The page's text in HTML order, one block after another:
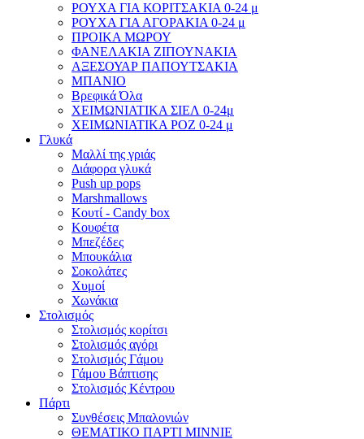
ΡΟΥΧΑ ΓΙΑ ΚΟΡΙΤΣΑΚΙΑ 0-24 μ
ΡΟΥΧΑ ΓΙΑ ΑΓΟΡΑΚΙΑ 0-24 μ
ΠΡΟΙΚΑ ΜΩΡΟΥ
ΦΑΝΕΛΑΚΙΑ ΖΙΠΟΥΝΑΚΙΑ
ΑΞΕΣΟΥΑΡ ΠΑΠΟΥΤΣΑΚΙΑ
ΜΠΑΝΙΟ
Βρεφικά Όλα
ΧΕΙΜΩΝΙΑΤΙΚΑ ΣΙΕΛ 0-24μ
ΧΕΙΜΩΝΙΑΤΙΚΑ ΡΟΖ 0-24 μ
Γλυκά
Μαλλί της γριάς
Διάφορα γλυκά
Push up pops
Marshmallows
Κουτί - Candy box
Κουφέτα
Μπεζέδες
Μπουκάλια
Σοκολάτες
Χυμοί
Χωνάκια
Στολισμός
Στολισμός κορίτσι
Στολισμός αγόρι
Στολισμός Γάμου
Γάμου Βάπτισης
Στολισμός Κέντρου
Πάρτι
Συνθέσεις Μπαλονιών
ΘΕΜΑΤΙΚΟ ΠΑΡΤΙ ΜΙΝΝΙΕ